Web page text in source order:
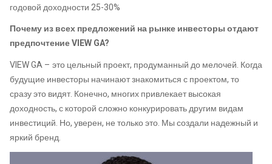
годовой доходности 25-30%
Почему из всех предложений на рынке инвесторы отдают
предпочтение VIEW GA?
VIEW GA – это цельный проект, продуманный до мелочей. Когда
будущие инвесторы начинают знакомиться с проектом, то
сразу это видят. Конечно, многих привлекает высокая
доходность, с которой сложно конкурировать другим видам
инвестиций. Но, уверен, не только это. Мы создали надежный и
яркий бренд.